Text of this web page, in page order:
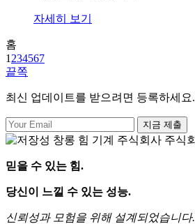
자세히 보기
홈
1 234567
끝쪽
최신 업데이트를 받으려면 등록하세요.
지금 제출
믿을 수 있는 힘.
당신이 느낄 수 있는 성능.
신뢰성과 모험을 위해 설계되었습니다.